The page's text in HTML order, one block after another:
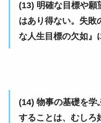
(13) 明確な目標や願
はあり得ない。失敗
な人生目標の欠如』
(14) 物事の基礎を学
することは、むしろ